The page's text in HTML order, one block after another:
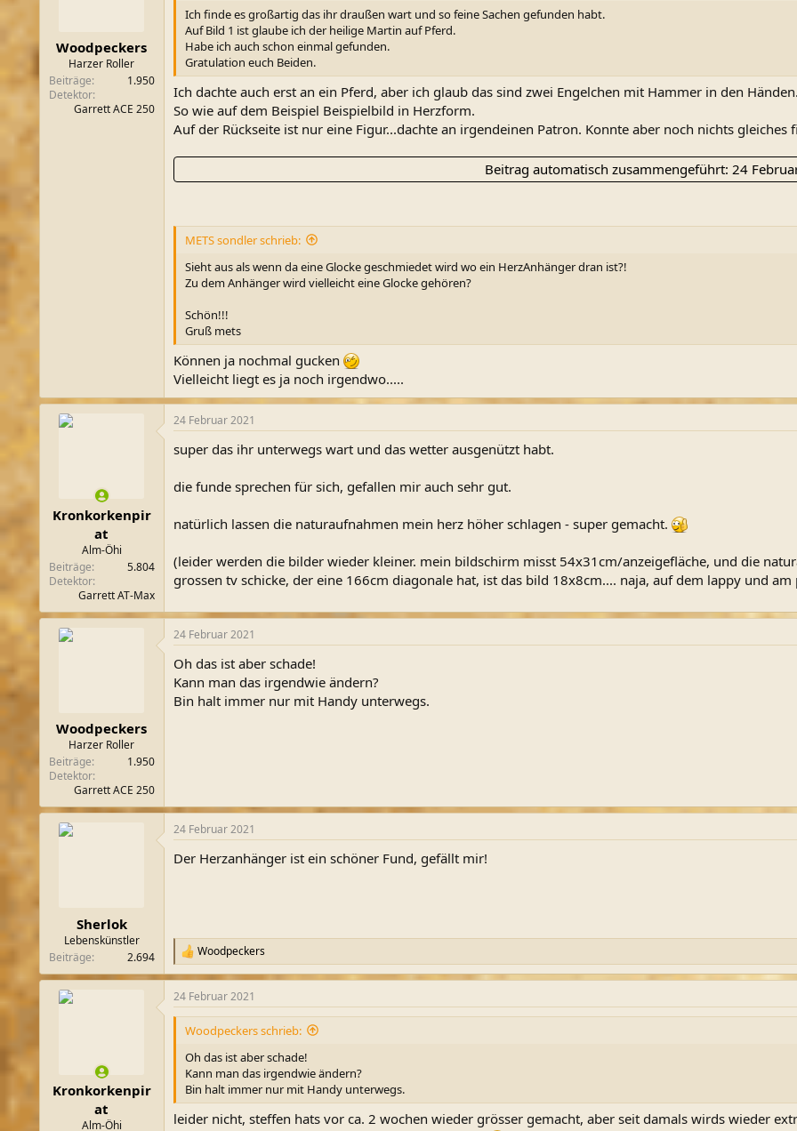
Die werden auch immer größer!
n
Woodpeckers
Harzer Roller
Beiträge
1.950
Detektor
Garrett ACE 250
Ich finde es großartig das ihr draußen wart und so feine Sachen gefunden habt.
Auf Bild 1 ist glaube ich der heilige Martin auf Pferd.
Habe ich auch schon einmal gefunden.
Gratulation euch Beiden.
Ich dachte auch erst an ein Pferd, aber ich glaub das sind zwei Engelchen mit Hammer in den
So wie auf dem Beispiel Beispielbild in Herzform.
Auf der Rückseite ist nur eine Figur...dachte an irgendeinen Patron. Konnte aber noch nichts gleiches
Beitrag automatisch zusammengeführt: 24
METS sondler schrieb:
Sieht aus als wenn da eine Glocke geschmiedet wird wo ein HerzAnhänger dran ist?!
Zu dem Anhänger wird vielleicht eine Glocke gehören?
Schön!!!
Gruß mets
Können ja nochmal gucken
Vielleicht liegt es ja noch irgendwo.....
Kronkorkenpir
at
Alm-Öhi
Beiträge
5.804
Detektor
Garrett AT-Max
24 Februar 2021
super das ihr unterwegs wart und das wetter ausgenützt habt.
die funde sprechen für sich, gefallen mir auch sehr gut.
natürlich lassen die naturaufnahmen mein herz höher schlagen - super gemacht.
(leider werden die bilder wieder kleiner. mein bildschirm misst 54x31cm/anzeigefläche, und die
grossen tv schicke, der eine 166cm diagonale hat, ist das bild 18x8cm.... naja, auf dem lappy und
Woodpeckers
Harzer Roller
Beiträge
1.950
Detektor
Garrett ACE 250
24 Februar 2021
Oh das ist aber schade!
Kann man das irgendwie ändern?
Bin halt immer nur mit Handy unterwegs.
Sherlok
Lebenskünstler
Beiträge
2.694
24 Februar 2021
Der Herzanhänger ist ein schöner Fund, gefällt mir!
R
e
a
k
t
n
Woodpeckers
Kronkorkenpir
at
Alm-Öhi
24 Februar 2021
Woodpeckers schrieb:
Oh das ist aber schade!
Kann man das irgendwie ändern?
Bin halt immer nur mit Handy unterwegs.
leider nicht, steffen hats vor ca. 2 wochen wieder grösser gemacht, aber seit damals wirds wieder